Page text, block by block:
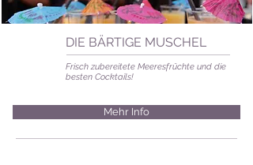
DIE BÄRTIGE MUSCHEL
Frisch zubereitete Meeresfrüchte und die
besten Cocktails!
Mehr Info